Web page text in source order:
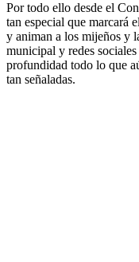
Por todo ello desde el
tan especial que marcará
y animan a los mijeños y
municipal y redes
profundidad todo lo que
tan señaladas.